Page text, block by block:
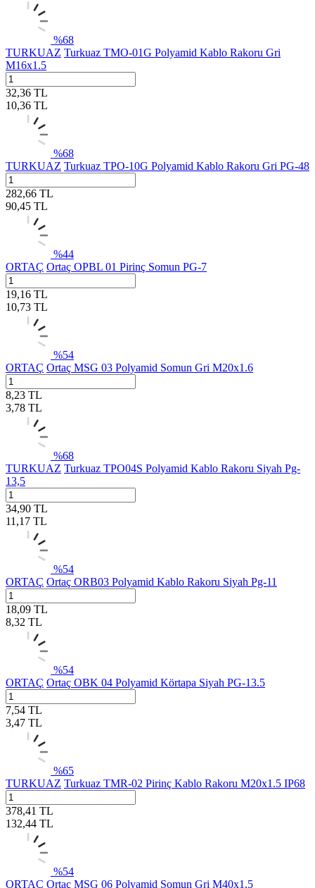
%68
TURKUAZ Turkuaz TMO-01G Polyamid Kablo Rakoru Gri
M16x1.5
32,36 TL
10,36 TL
%68
TURKUAZ Turkuaz TPO-10G Polyamid Kablo Rakoru Gri PG-48
282,66 TL
90,45 TL
%44
ORTAÇ Ortaç OPBL 01 Pirinç Somun PG-7
19,16 TL
10,73 TL
%54
ORTAÇ Ortaç MSG 03 Polyamid Somun Gri M20x1.6
8,23 TL
3,78 TL
%68
TURKUAZ Turkuaz TPO04S Polyamid Kablo Rakoru Siyah Pg-
13,5
34,90 TL
11,17 TL
%54
ORTAÇ Ortaç ORB03 Polyamid Kablo Rakoru Siyah Pg-11
18,09 TL
8,32 TL
%54
ORTAÇ Ortaç OBK 04 Polyamid Körtapa Siyah PG-13.5
7,54 TL
3,47 TL
%65
TURKUAZ Turkuaz TMR-02 Pirinç Kablo Rakoru M20x1.5 IP68
378,41 TL
132,44 TL
%54
ORTAÇ Ortaç MSG 06 Polyamid Somun Gri M40x1,5